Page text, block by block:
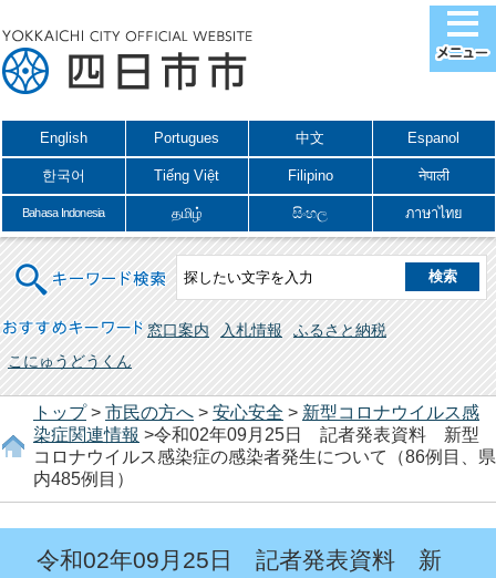
English Portugues 中文 Espanol
한국어 Tiếng Việt Filipino नेपाली
Bahasa Indonesia தமிழ் සිංහල ภาษาไทย
キーワード検索
おすすめキーワード 窓口案内 入札情報
ふるさと納税
こにゅうどうくん
トップ> 市民の方へ > 安心安全 > 新型コロナウイルス感
染症関連情報 >令和02年09月25日 記者発表資料 新型
コロナウイルス感染症の感染者発生について（86例目、県
内485例目）
令和02年09月25日 記者発表資料 新